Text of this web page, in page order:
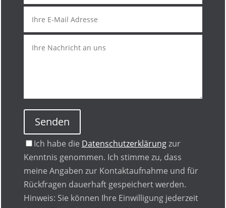
Senden
Ich habe die Datenschutzerklärungzur
Kenntnis genommen. Ich stimme zu, dass
meine Angaben zur Kontaktaufnahme und für
Rückfragen dauerhaft gespeichert werden.
Hinweis: Sie können Ihre Einwilligung jederzeit